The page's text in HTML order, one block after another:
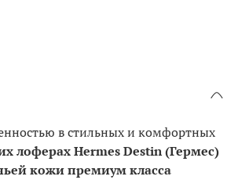
в стильных и комфортных
лоферах Hermes Destin (Гермес)
кожи премиум класса